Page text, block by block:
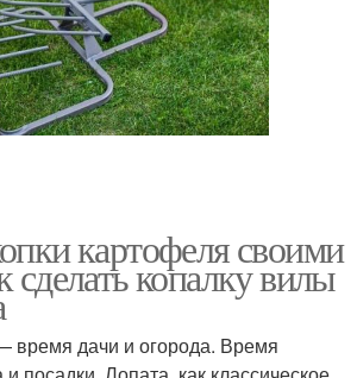
картофеля своими
сделать копалку вилы
время дачи и огорода. Время